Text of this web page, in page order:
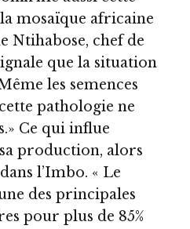
mosaïque africaine
Ntihabose, chef de
que la situation
les semences
pathologie ne
Ce qui influe
production, alors
l’Imbo. « Le
des principales
pour plus de 85%